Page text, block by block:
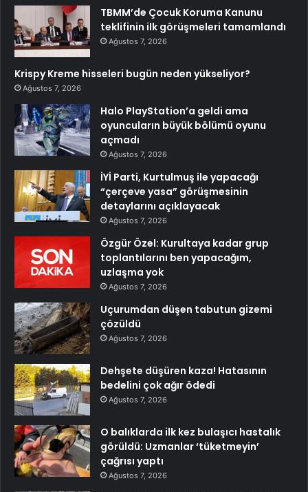
TBMM’de Çocuk Koruma Kanunu
teklifinin ilk görüşmeleri tamamlandı
Ağustos 7, 2026
Krispy Kreme hisseleri bugün neden yükseliyor?
Ağustos 7, 2026
Halo PlayStation’a geldi ama
oyuncuların büyük bölümü oyunu
açmadı
Ağustos 7, 2026
İYİ Parti, Kurtulmuş ile yapacağı
“çerçeve yasa” görüşmesinin
detaylarını açıklayacak
Ağustos 7, 2026
Özgür Özel: Kurultaya kadar grup
toplantılarını ben yapacağım,
uzlaşma yok
Ağustos 7, 2026
Uçurumdan düşen tabutun gizemi
çözüldü
Ağustos 7, 2026
Dehşete düşüren kaza! Hatasının
bedelini çok ağır ödedi
Ağustos 7, 2026
O balıklarda ilk kez bulaşıcı hastalık
görüldü: Uzmanlar ‘tüketmeyin’
çağrısı yaptı
Ağustos 7, 2026